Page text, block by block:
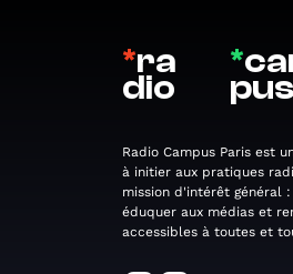
*ra
dio
*
pus
Radio Campus Paris est
à initier aux pratiques
mission d'intérêt général
éduquer aux médias et
accessibles à toutes et